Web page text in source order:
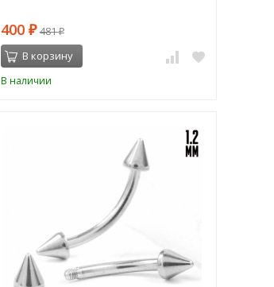
400 ₽ 481₽
В корзину
В наличии